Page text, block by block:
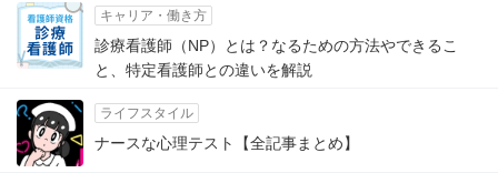
キャリア・働き方
診療看護師（NP）とは？なるための方法やできるこ
と、特定看護師との違いを解説
ライフスタイル
ナースな心理テスト【全記事まとめ】